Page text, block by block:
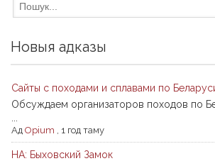
Новыя адказы
Сайты с походами и сплавами по
Обсуждаем организаторов походов по
Ад Opium 1 год таму
НА: Быховский Замок